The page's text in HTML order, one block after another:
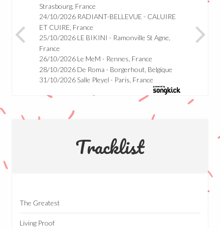
Strasbourg, France
24/10/2026 RADIANT-BELLEVUE - CALUIRE
ET CUIRE, France
25/10/2026 LE BIKINI - Ramonville St Agne,
France
26/10/2026 Le MeM - Rennes, France
28/10/2026 De Roma - Borgerhout, Belgique
31/10/2026 Salle Pleyel - Paris, France
Tracklist
The Greatest
Living Proof